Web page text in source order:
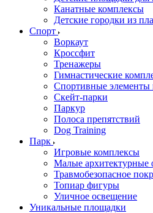
Канатные комплексы
Детские городки из
Спорт
Воркаут
Кроссфит
Тренажеры
Гимнастические
Спортивные элементы
Скейт-парки
Паркур
Полоса препятствий
Dog Training
Парк
Игровые комплексы
Малые
Травмобезопасное
Топиар фигуры
Уличное освещение
Уникальные площадки